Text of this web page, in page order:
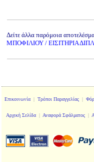
Δείτε άλλα παρόμοια
ΜΠΟΦΙΛΙΟΥ / ΕΙΣΙΤΗΡΙΑ
Επικοινωνία| Τρόποι Παραγγελίας|
Αρχική Σελίδα | Αναφορά Σφάλματος |